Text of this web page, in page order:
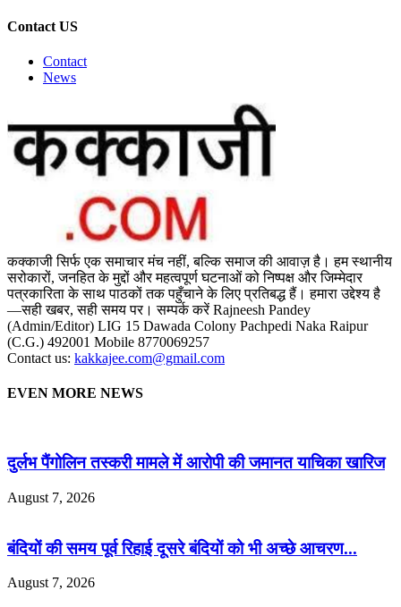
Contact US
Contact
News
कक्काजी सिर्फ एक समाचार मंच नहीं, बल्कि समाज की आवाज़ है। हम स्थानीय
सरोकारों, जनहित के मुद्दों और महत्वपूर्ण घटनाओं को निष्पक्ष और जिम्मेदार
पत्रकारिता के साथ पाठकों तक पहुँचाने के लिए प्रतिबद्ध हैं। हमारा उद्देश्य है
—सही खबर, सही समय पर। सम्पर्क करें Rajneesh Pandey
(Admin/Editor) LIG 15 Dawada Colony Pachpedi Naka Raipur
(C.G.) 492001 Mobile 8770069257
Contact us: kakkajee.com@gmail.com
EVEN MORE NEWS
दुर्लभ पैंगोलिन तस्करी मामले में आरोपी की जमानत याचिका खारिज
August 7, 2026
बंदियों की समय पूर्व रिहाई दूसरे बंदियों को भी अच्छे आचरण...
August 7, 2026